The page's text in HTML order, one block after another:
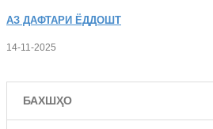
АЗ ДАФТАРИ ЁДДОШТ
14-11-2025
БАХШҲО